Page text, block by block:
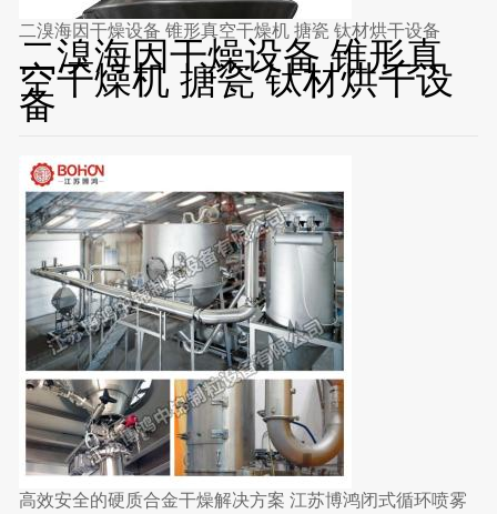
二溴海因干燥设备 锥形真空干燥机 搪瓷 钛材烘干设备
二溴海因干燥设备 锥形真
空干燥机 搪瓷 钛材烘干设
备
高效安全的硬质合金干燥解决方案 江苏博鸿闭式循环喷雾